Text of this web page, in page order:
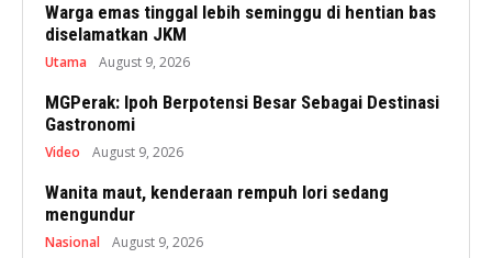
Warga emas tinggal lebih seminggu di hentian bas
diselamatkan JKM
Utama August 9, 2026
MGPerak: Ipoh Berpotensi Besar Sebagai Destinasi
Gastronomi
Video August 9, 2026
Wanita maut, kenderaan rempuh lori sedang
mengundur
Nasional August 9, 2026